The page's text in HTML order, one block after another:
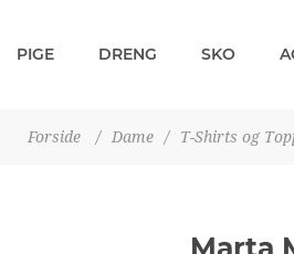
PIGE DRENG SKO
Forside / Dame / T-Shirts og
Marta